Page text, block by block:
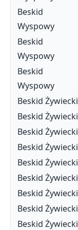
Beskid
Wyspowy
Beskid
Wyspowy
Beskid
Wyspowy
Beskid Żywiecki
Beskid Żywiecki
Beskid Żywiecki
Beskid Żywiecki
Beskid Żywiecki
Beskid Żywiecki
Beskid Żywiecki
Beskid Żywiecki
Beskid Żywiecki